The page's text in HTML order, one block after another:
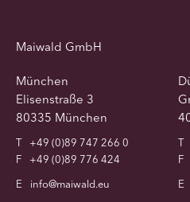
Maiwald GmbH
München
Elisenstraße 3
80335 München
T
+49 (0)89 747 266 0
F
+49 (0)89 776 424
E
info@maiwald.eu
T
F
E